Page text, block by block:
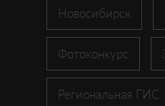
Новосибирск
Фотоконкурс
Региональная ГИС